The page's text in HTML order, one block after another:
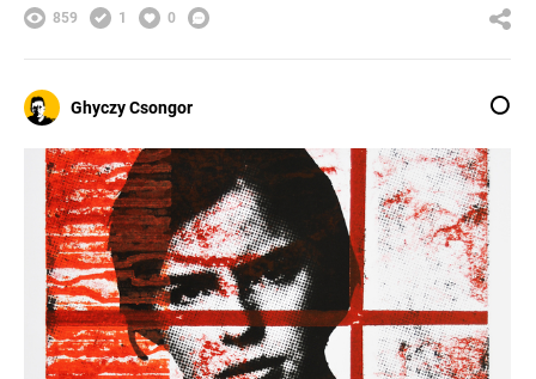
859 1 0
Ghyczy Csongor